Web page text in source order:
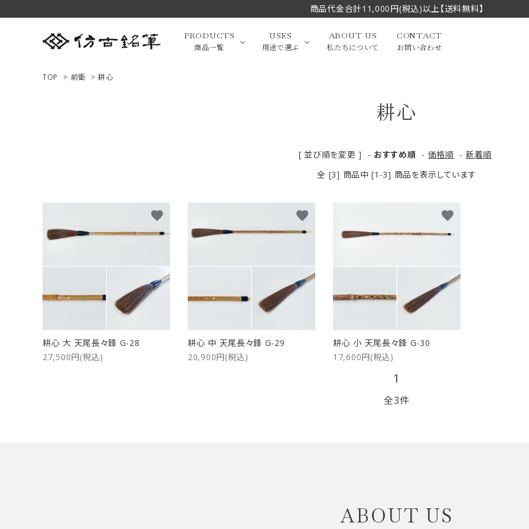
商品代金合計11,000円(税込)以上【送料無料】
PRODUCTS
商品一覧
大中筆（半切・条幅以
小筆
限定品・セット品
オプション・その他
USES
用途で選ぶ
漢字
写経・御朱印 画筆・絵てがみ
贈り物（限定セット） 洗浄剤・その他
リップブラシ 贈り物（限定セット）
ABOUT US
私たちについて
CONTACT
お問い合わせ
商品一覧
用途で選ぶ
ご利用ガイド
特定商取引法について
TOP > 前衛 > 耕心
耕心
[ 並び順を変更 ] - おすすめ順 - 価格順 - 新着順
全 [3] 商品中 [1-3] 商品を表示しています
耕心 大 天尾長々鋒 G-28
27,500円(税込)
favorite
耕心 中 天尾長々鋒 G-29
20,900円(税込)
favorite
耕心 小 天尾長々鋒 G-30
17,600円(税込)
favorite
1
全3件
ABOUT US